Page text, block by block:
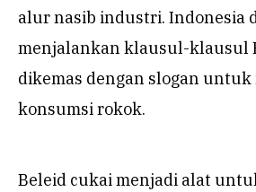
alur nasib industri.
menjalankan klausul-klausul
dikemas dengan slogan
konsumsi rokok.
Beleid cukai menjadi alat